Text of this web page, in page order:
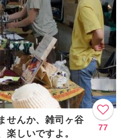
せんか、雑司ヶ谷
楽しいですよ。
77